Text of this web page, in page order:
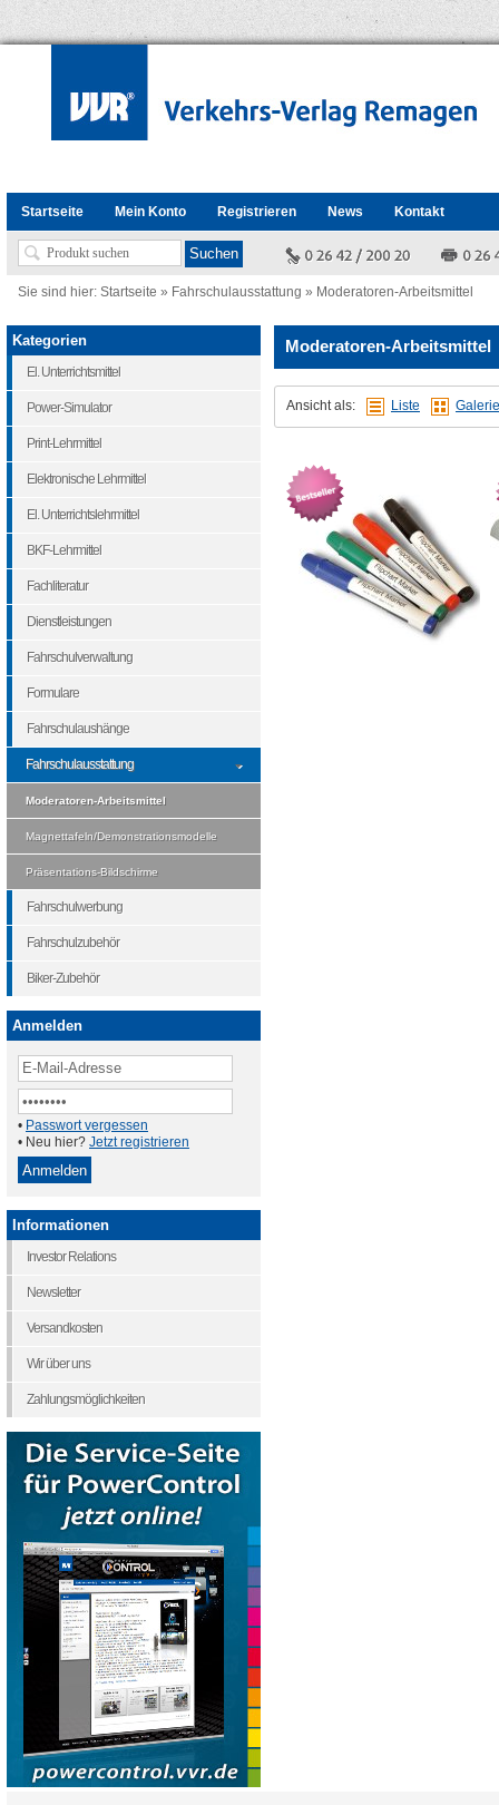
Startseite Mein Konto Registrieren News Kontakt
Sie sind hier: Startseite » Fahrschulausstattung » Moderatoren-Arbeitsmittel
Moderatoren-Arbeitsmittel
Ansicht als: Liste Galerie
Kategorien
El. Unterrichtsmittel
Power-Simulator
Print-Lehrmittel
Elektronische Lehrmittel
El. Unterrichtslehrmittel
BKF-Lehrmittel
Fachliteratur
Dienstleistungen
Fahrschulverwaltung
Formulare
Fahrschulaushänge
Fahrschulausstattung
Moderatoren-Arbeitsmittel
Magnettafeln/Demonstrationsmodelle
Präsentations-Bildschirme
Fahrschulwerbung
Fahrschulzubehör
Biker-Zubehör
Anmelden
• Passwort vergessen
• Neu hier? Jetzt registrieren
Informationen
Investor Relations
Newsletter
Versandkosten
Wir über uns
Zahlungsmöglichkeiten